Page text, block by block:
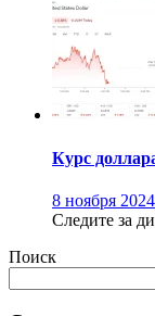
Курс
8 ноября 2024
Следите за
Поиск